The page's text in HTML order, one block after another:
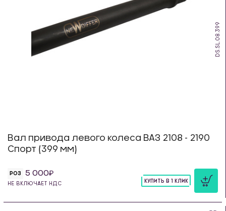
DS.SL.08.399
Вал привода левого колеса ВАЗ 2108 - 2190
Спорт (399 мм)
РОЗ 5 000
НЕ ВКЛЮЧАЕТ НДС
КУПИТЬ В 1 КЛИК